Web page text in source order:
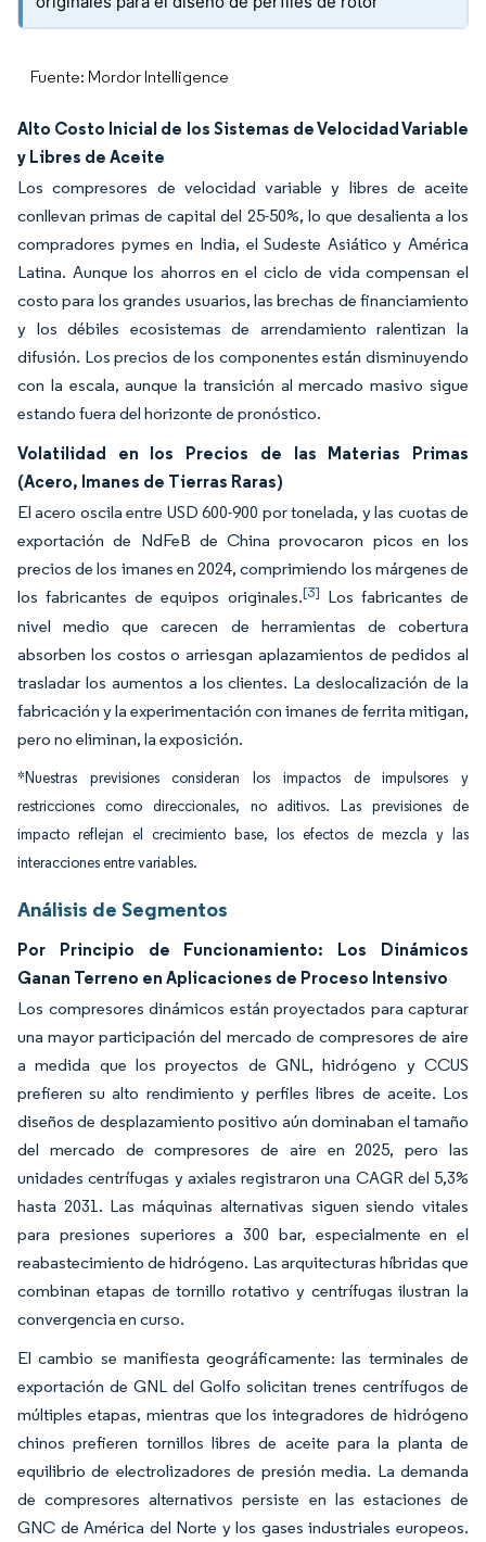
Fuente: Mordor Intelligence
Alto Costo Inicial de los Sistemas de Velocidad Variable
y Libres de Aceite
Los compresores de velocidad variable y libres de aceite
conllevan primas de capital del 25-50%, lo que desalienta a los
compradores pymes en India, el Sudeste Asiático y América
Latina. Aunque los ahorros en el ciclo de vida compensan el
costo para los grandes usuarios, las brechas de financiamiento
y los débiles ecosistemas de arrendamiento ralentizan la
difusión. Los precios de los componentes están disminuyendo
con la escala, aunque la transición al mercado masivo sigue
estando fuera del horizonte de pronóstico.
Volatilidad en los Precios de las Materias Primas
(Acero, Imanes de Tierras Raras)
El acero oscila entre USD 600-900 por tonelada, y las cuotas de
exportación de NdFeB de China provocaron picos en los
precios de los imanes en 2024, comprimiendo los márgenes de
los fabricantes de equipos originales.[3] Los fabricantes de
nivel medio que carecen de herramientas de cobertura
absorben los costos o arriesgan aplazamientos de pedidos al
trasladar los aumentos a los clientes. La deslocalización de la
fabricación y la experimentación con imanes de ferrita mitigan,
pero no eliminan, la exposición.
*Nuestras previsiones consideran los impactos de impulsores y
restricciones como direccionales, no aditivos. Las previsiones de
impacto reflejan el crecimiento base, los efectos de mezcla y las
interacciones entre variables.
Análisis de Segmentos
Por Principio de Funcionamiento: Los Dinámicos
Ganan Terreno en Aplicaciones de Proceso Intensivo
Los compresores dinámicos están proyectados para capturar
una mayor participación del mercado de compresores de aire
a medida que los proyectos de GNL, hidrógeno y CCUS
prefieren su alto rendimiento y perfiles libres de aceite. Los
diseños de desplazamiento positivo aún dominaban el tamaño
del mercado de compresores de aire en 2025, pero las
unidades centrífugas y axiales registraron una CAGR del 5,3%
hasta 2031. Las máquinas alternativas siguen siendo vitales
para presiones superiores a 300 bar, especialmente en el
reabastecimiento de hidrógeno. Las arquitecturas híbridas que
combinan etapas de tornillo rotativo y centrífugas ilustran la
convergencia en curso.
El cambio se manifiesta geográficamente: las terminales de
exportación de GNL del Golfo solicitan trenes centrífugos de
múltiples etapas, mientras que los integradores de hidrógeno
chinos prefieren tornillos libres de aceite para la planta de
equilibrio de electrolizadores de presión media. La demanda
de compresores alternativos persiste en las estaciones de
GNC de América del Norte y los gases industriales europeos.